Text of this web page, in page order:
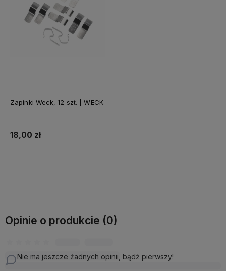
Zapinki Weck, 12 szt. | WECK
18,00 zł
Opinie o produkcie (0)
Nie ma jeszcze żadnych opinii, bądź pierwszy!